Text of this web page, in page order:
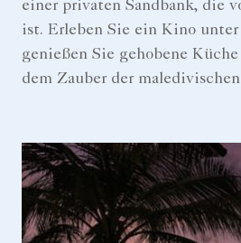
einer privaten Sandbank, die
ist. Erleben Sie ein Kino
genießen Sie gehobene
dem Zauber der